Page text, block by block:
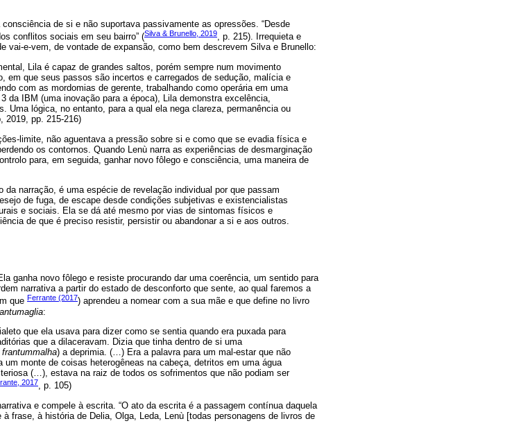
de si e não suportava passivamente as opressões. “Desde
conflitos sociais em seu bairro” (Silva & Brunello, 2019, p. 215). Irrequieta e
vai-e-vem, de vontade de expansão, como bem descrevem Silva e Brunello:
Lila é capaz de grandes saltos, porém sempre num movimento
em que seus passos são incertos e carregados de sedução, malícia e
com as mordomias de gerente, trabalhando como operária em uma
da IBM (uma inovação para a época), Lila demonstra excelência,
Uma lógica, no entanto, para a qual ela nega clareza, permanência ou
2019, pp. 215-216)
limite, não aguentava a pressão sobre si e como que se evadia física e
os contornos. Quando Lenù narra as experiências de desmarginação
para, em seguida, ganhar novo fôlego e consciência, uma maneira de
narração, é uma espécie de revelação individual por que passam
de fuga, de escape desde condições subjetivas e existencialistas
e sociais. Ela se dá até mesmo por vias de sintomas físicos e
de que é preciso resistir, persistir ou abandonar a si e aos outros.
ganha novo fôlego e resiste procurando dar uma coerência, um sentido para
narrativa a partir do estado de desconforto que sente, ao qual faremos a
que Ferrante (2017) aprendeu a nomear com a sua mãe e que define no livro
:
que ela usava para dizer como se sentia quando era puxada para
que a dilaceravam. Dizia que tinha dentro de si uma
frantummalha) a deprimia. (…) Era a palavra para um mal-estar que não
um monte de coisas heterogêneas na cabeça, detritos em uma água
(…), estava na raiz de todos os sofrimentos que não podiam ser
2017, p. 105)
e compele à escrita. “O ato da escrita é a passagem contínua daquela
frase, à história de Delia, Olga, Leda, Lenù [todas personagens de livros de